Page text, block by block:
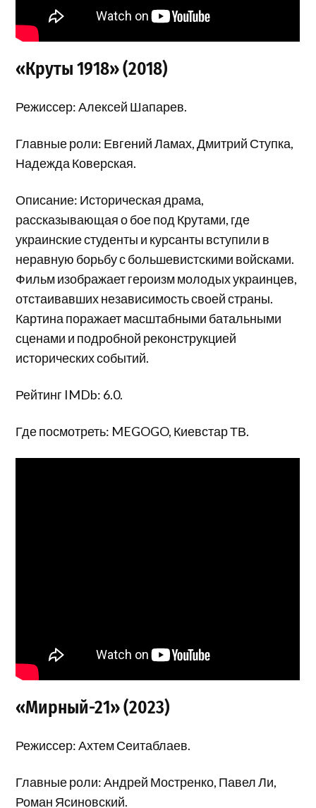
«Круты 1918» (2018)
Режиссер: Алексей Шапарев.
Главные роли: Евгений Ламах, Дмитрий Ступка,
Надежда Коверская.
Описание: Историческая драма,
рассказывающая о бое под Крутами, где
украинские студенты и курсанты вступили в
неравную борьбу с большевистскими войсками.
Фильм изображает героизм молодых украинцев,
отстаивавших независимость своей страны.
Картина поражает масштабными батальными
сценами и подробной реконструкцией
исторических событий.
Рейтинг IMDb: 6.0.
Где посмотреть: MEGOGO, Киевстар ТВ.
«Мирный-21» (2023)
Режиссер: Ахтем Сеитаблаев.
Главные роли: Андрей Мостренко, Павел Ли,
Роман Ясиновский.